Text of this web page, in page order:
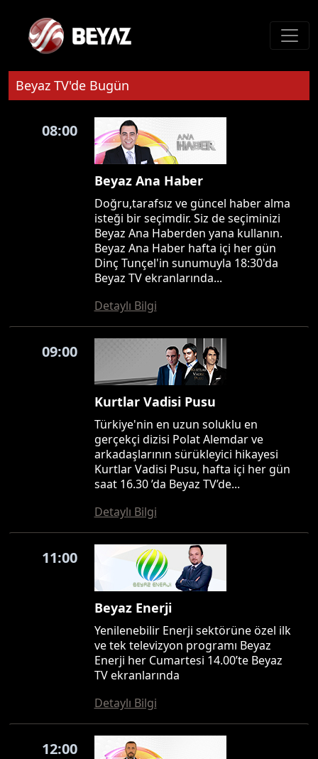
Beyaz TV'de Bugün
08:00
Beyaz Ana Haber
Doğru,tarafsız ve güncel haber alma
isteği bir seçimdir. Siz de seçiminizi
Beyaz Ana Haberden yana kullanın.
Beyaz Ana Haber hafta içi her gün
Dinç Tunçel'in sunumuyla 18:30'da
Beyaz TV ekranlarında...
Detaylı Bilgi
09:00
Kurtlar Vadisi Pusu
Türkiye'nin en uzun soluklu en
gerçekçi dizisi Polat Alemdar ve
arkadaşlarının sürükleyici hikayesi
Kurtlar Vadisi Pusu, hafta içi her gün
saat 16.30 ’da Beyaz TV’de...
Detaylı Bilgi
11:00
Beyaz Enerji
Yenilenebilir Enerji sektörüne özel ilk
ve tek televizyon programı Beyaz
Enerji her Cumartesi 14.00’te Beyaz
TV ekranlarında
Detaylı Bilgi
12:00